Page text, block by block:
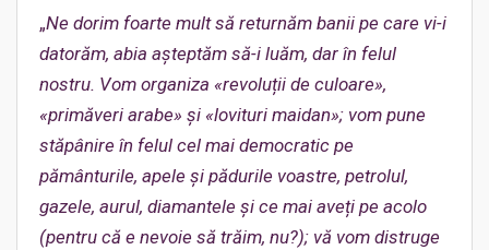
„Ne dorim foarte mult să returnăm banii pe care vi-i
datorăm, abia așteptăm să-i luăm, dar în felul
nostru. Vom organiza «revoluții de culoare»,
«primăveri arabe» și «lovituri maidan»; vom pune
stăpânire în felul cel mai democratic pe
pământurile, apele și pădurile voastre, petrolul,
gazele, aurul, diamantele și ce mai aveți pe acolo
(pentru că e nevoie să trăim, nu?); vă vom distruge